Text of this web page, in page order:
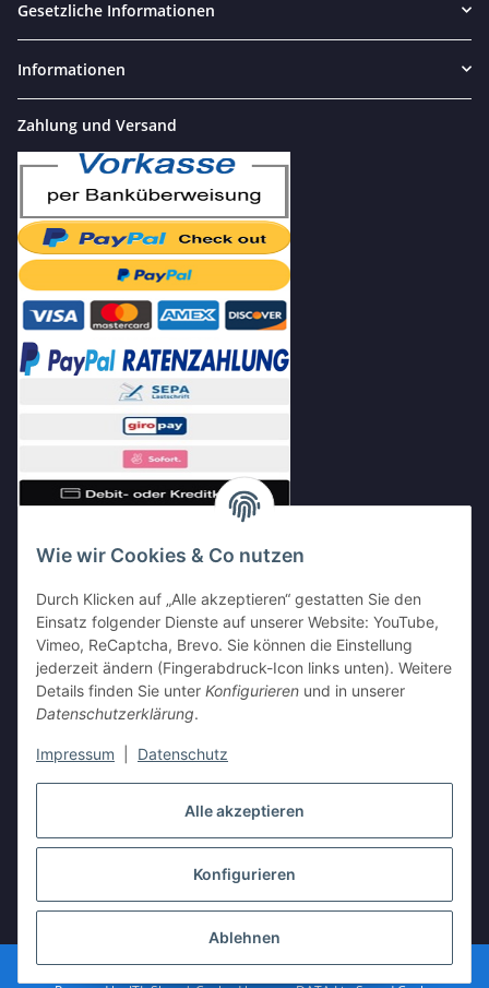
Alle akzeptieren
Konfigurieren
Ablehnen
Wie wir Cookies & Co nutzen
Durch Klicken auf „Alle akzeptieren“ gestatten Sie den
Einsatz folgender Dienste auf unserer Website: YouTube,
Vimeo, ReCaptcha, Brevo. Sie können die Einstellung
jederzeit ändern (Fingerabdruck-Icon links unten). Weitere
Details finden Sie unter Konfigurieren und in unserer
Datenschutzerklärung.
Impressum Datenschutz
Gesetzliche Informationen
Informationen
Zahlung und Versand
Shop Partnerseiten
Vertrag widerrufen
* Alle Preise inkl. gesetzlicher USt., zzgl.Versand
Besucherzähler: 3597050